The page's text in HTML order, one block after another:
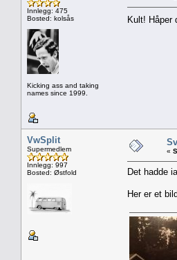
Innlegg: 475
Bosted: kolsås
Kicking ass and taking
names since 1999.
Kult! Håper
VwSplit
Supermedlem
Innlegg: 997
Bosted: Østfold
«
Det hadde
Her er et